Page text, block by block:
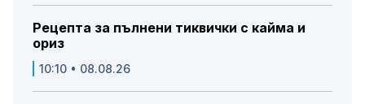
Рецепта за пълнени тиквички с кайма и
ориз
10:10 • 08.08.26